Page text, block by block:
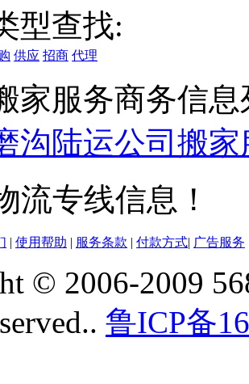
型查找:
供应 招商 代理
家服务商务信息
沟陆运公司 搬家
流专线信息！
| 使用帮助 | 服务条款 | 付款方式| 广告服务
© 2006-2009
鲁ICP备